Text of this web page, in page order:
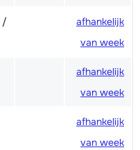
/
afhankelijk
van week
afhankelijk
van week
afhankelijk
van week